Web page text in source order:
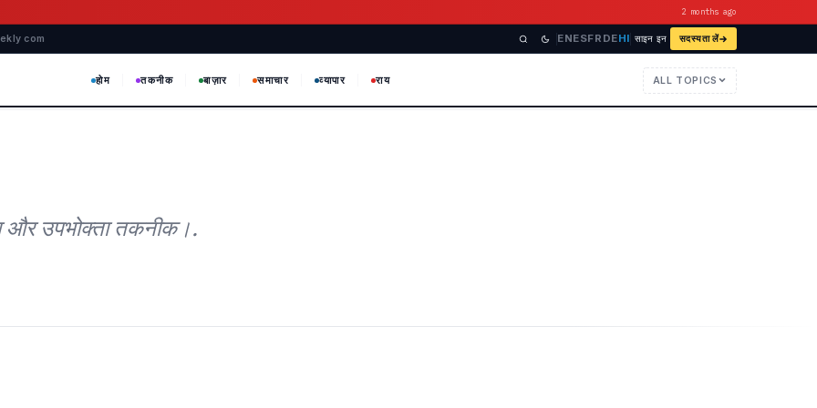
2 months ago
com ENESFR DEHI साइन इन सदस्यता लें
होम तकनीक बाज़ार समाचार व्यापार राय ALL TOPICS
और उपभोक्ता तकनीक।.